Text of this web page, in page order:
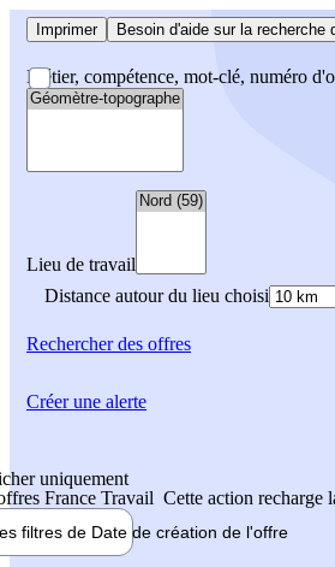
Imprimer Besoin d'aide sur la recherche
Métier, compétence, mot-clé, numéro
Lieu de travail
Distance autour du lieu choisi
Rechercherdes offres
uniquement
France Travail Cette action recharge
filtres de Date de création de l'offre
Créer une alerte